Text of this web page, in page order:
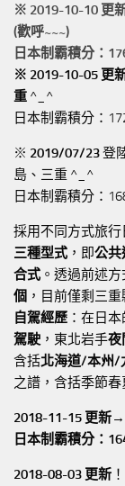
※ 2019-10-10 更
(歡呼~~~)
日本制霸積分：
※ 2019-10-05 更
重 ^_^
日本制霸積分：
※ 2019/07/23登
島、三重 ^_^
日本制霸積分：
採用不同方式旅
三種型式 ，即公共
合式 。透過前述
個 ，目前僅剩三
自駕經歷 ：在日
駕駛 ，東北岩手夜
含括北海道/本州/
之譜，含括季節春
2018-11-15 更新→
日本制霸積分：
2018-08-03 更新